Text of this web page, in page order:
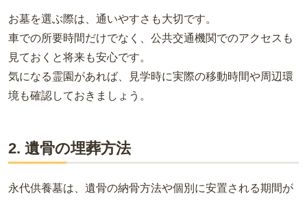
お墓を選ぶ際は、通いやすさも大切です。
車での所要時間だけでなく、公共交通機関でのアクセスも
見ておくと将来も安心です。
気になる霊園があれば、見学時に実際の移動時間や周辺環
境も確認しておきましょう。
2. 遺骨の埋葬方法
永代供養墓は、遺骨の納骨方法や個別に安置される期間が